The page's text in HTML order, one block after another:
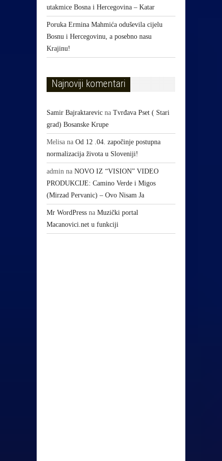
utakmice Bosna i Hercegovina – Katar
Poruka Ermina Mahmića oduševila cijelu
Bosnu i Hercegovinu, a posebno nasu
Krajinu!
Najnoviji komentari
Samir Bajraktarevic na Tvrđava Pset ( Stari
grad) Bosanske Krupe
Melisa na Od 12 .04. započinje postupna
normalizacija života u Sloveniji!
admin na NOVO IZ “VISION” VIDEO
PRODUKCIJE: Camino Verde i Migos
(Mirzad Pervanic) – Ovo Nisam Ja
Mr WordPress na Muzički portal
Macanovici.net u funkciji